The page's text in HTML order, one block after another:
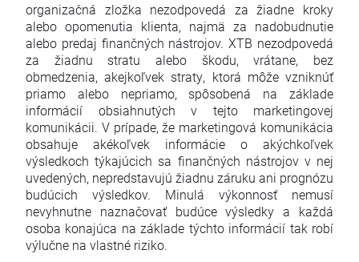
organizačná zložka nezodpovedá za žiadne kroky
alebo opomenutia klienta, najmä za nadobudnutie
alebo predaj finančných nástrojov. XTB nezodpovedá
za žiadnu stratu alebo škodu, vrátane, bez
obmedzenia, akejkoľvek straty, ktorá môže vzniknúť
priamo alebo nepriamo, spôsobená na základe
informácií obsiahnutých v tejto marketingovej
komunikácii. V prípade, že marketingová komunikácia
obsahuje akékoľvek informácie o akýchkoľvek
výsledkoch týkajúcich sa finančných nástrojov v nej
uvedených, nepredstavujú žiadnu záruku ani prognózu
budúcich výsledkov. Minulá výkonnosť nemusí
nevyhnutne naznačovať budúce výsledky a každá
osoba konajúca na základe týchto informácií tak robí
výlučne na vlastné riziko.